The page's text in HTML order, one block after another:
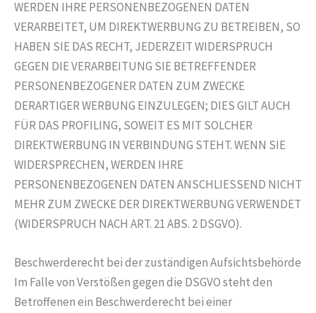
WERDEN IHRE PERSONENBEZOGENEN DATEN
VERARBEITET, UM DIREKTWERBUNG ZU BETREIBEN, SO
HABEN SIE DAS RECHT, JEDERZEIT WIDERSPRUCH
GEGEN DIE VERARBEITUNG SIE BETREFFENDER
PERSONENBEZOGENER DATEN ZUM ZWECKE
DERARTIGER WERBUNG EINZULEGEN; DIES GILT AUCH
FÜR DAS PROFILING, SOWEIT ES MIT SOLCHER
DIREKTWERBUNG IN VERBINDUNG STEHT. WENN SIE
WIDERSPRECHEN, WERDEN IHRE
PERSONENBEZOGENEN DATEN ANSCHLIESSEND NICHT
MEHR ZUM ZWECKE DER DIREKTWERBUNG VERWENDET
(WIDERSPRUCH NACH ART. 21 ABS. 2 DSGVO).
Beschwerde­recht bei der zuständigen Aufsichts­behörde
Im Falle von Verstößen gegen die DSGVO steht den
Betroffenen ein Beschwerderecht bei einer